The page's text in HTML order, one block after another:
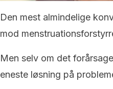
Den mest almindelige
mod
Men selv om det
eneste løsning på